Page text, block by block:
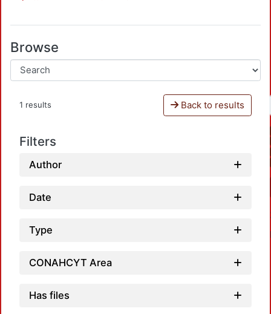
Browse
1 results Back to results
Filters
Author
Date
Type
CONAHCYT Area
Has files